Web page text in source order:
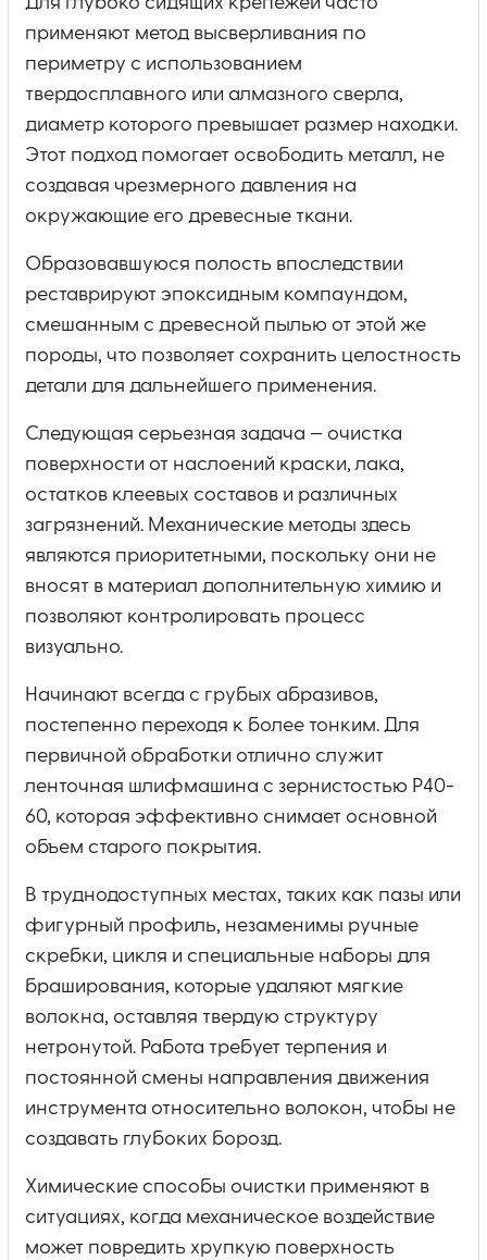
применяют метод высверливания по
периметру с использованием
твердосплавного или алмазного сверла,
диаметр которого превышает размер находки.
Этот подход помогает освободить металл, не
создавая чрезмерного давления на
окружающие его древесные ткани.
Образовавшуюся полость впоследствии
реставрируют эпоксидным компаундом,
смешанным с древесной пылью от этой же
породы, что позволяет сохранить целостность
детали для дальнейшего применения.
Следующая серьезная задача — очистка
поверхности от наслоений краски, лака,
остатков клеевых составов и различных
загрязнений. Механические методы здесь
являются приоритетными, поскольку они не
вносят в материал дополнительную химию и
позволяют контролировать процесс
визуально.
Начинают всегда с грубых абразивов,
постепенно переходя к более тонким. Для
первичной обработки отлично служит
ленточная шлифмашина с зернистостью P40-
60, которая эффективно снимает основной
объем старого покрытия.
В труднодоступных местах, таких как пазы или
фигурный профиль, незаменимы ручные
скребки, цикля и специальные наборы для
браширования, которые удаляют мягкие
волокна, оставляя твердую структуру
нетронутой. Работа требует терпения и
постоянной смены направления движения
инструмента относительно волокон, чтобы не
создавать глубоких борозд.
Химические способы очистки применяют в
ситуациях, когда механическое воздействие
может повредить хрупкую поверхность